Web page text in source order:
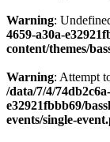
Warning:
4659-a30a-
content/themes/
Warning: Attempt
/data/7/4/
e32921fbbb69/
events/single-